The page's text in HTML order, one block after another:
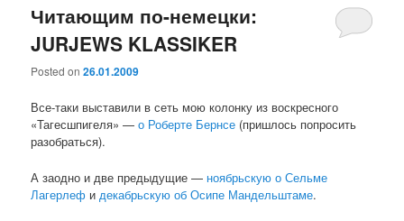
Читающим по-немецки:
JURJEWS KLASSIKER
Posted on26.01.2009
Все-таки выставили в сеть мою колонку из воскресного
«Тагесшпигеля» —о Роберте Бернсе (пришлось попросить
разобраться).
А заодно и две предыдущие — ноябрьскую о Сельме
Лагерлеф идекабрьскую об Осипе Мандельштаме.